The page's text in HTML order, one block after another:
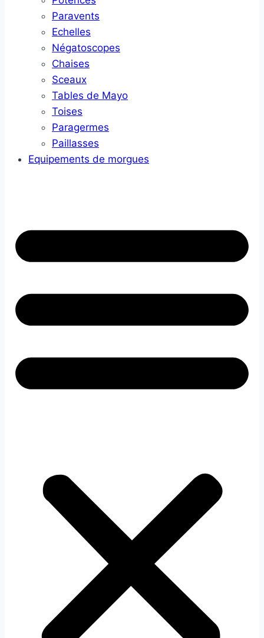
Paravents
Echelles
Négatoscopes
Chaises
Sceaux
Tables de Mayo
Toises
Paragermes
Paillasses
Equipements de morgues